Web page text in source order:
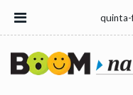
quinta-